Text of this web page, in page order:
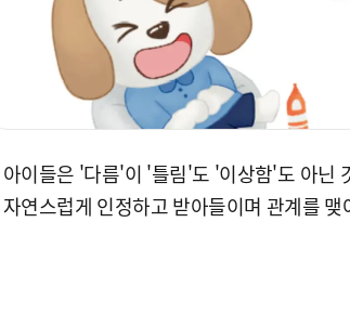
아이들은 '다름'이 '틀림'도 '이상함'도 아닌
자연스럽게 인정하고 받아들이며 관계를 맺